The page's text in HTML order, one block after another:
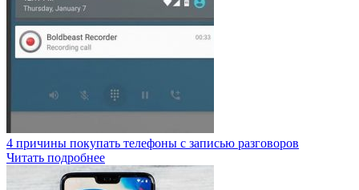
4 причины покупать телефоны с записью разговоров
Читать подробнее